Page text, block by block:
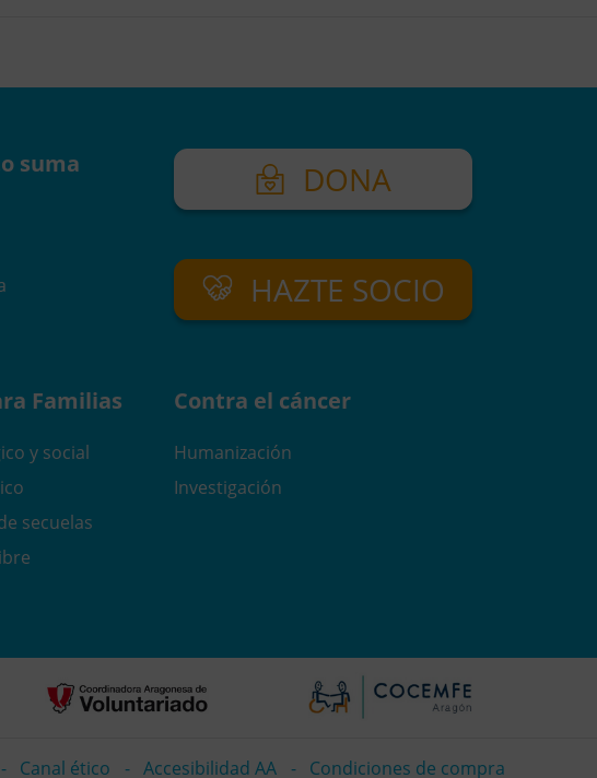
suma DONA
HAZTE SOCIO
Familias
y social
secuelas
Contra el cáncer
Humanización
Investigación
Canal ético Accesibilidad AA Condiciones de compra